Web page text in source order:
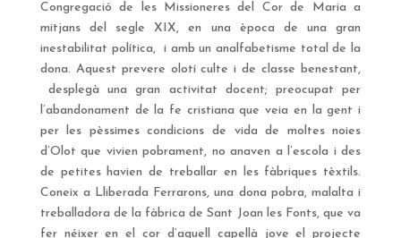
Congregació de les Missioneres del Cor de Maria a
mitjans del segle XIX, en una època de una gran
inestabilitat política, i amb un analfabetisme total de la
dona. Aquest prevere olotí culte i de classe benestant,
desplegà una gran activitat docent; preocupat per
l’abandonament de la fe cristiana que veia en la gent i
per les pèssimes condicions de vida de moltes noies
d’Olot que vivien pobrament, no anaven a l’escola i des
de petites havien de treballar en les fàbriques tèxtils.
Coneix a Lliberada Ferrarons, una dona pobra, malalta i
treballadora de la fàbrica de Sant Joan les Fonts, que va
fer néixer en el cor d’aquell capellà jove el projecte